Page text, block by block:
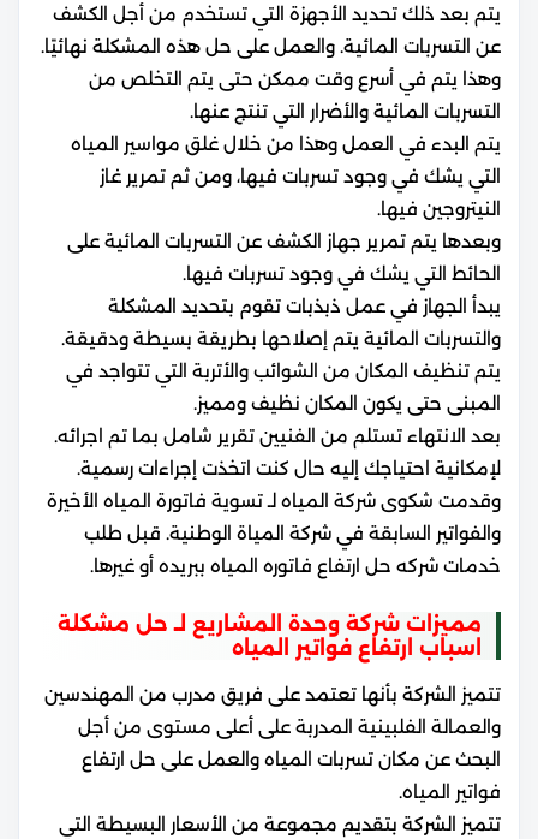
يتم بعد ذلك تحديد الأجهزة التي تستخدم من أجل الكشف
عن التسربات المائية. والعمل على حل هذه المشكلة نهائيًا.
وهذا يتم في أسرع وقت ممكن حتى يتم التخلص من
التسربات المائية والأضرار التي تنتج عنها.
يتم البدء في العمل وهذا من خلال غلق مواسير المياه
التي يشك في وجود تسربات فيها، ومن ثم تمرير غاز
النيتروجين فيها.
وبعدها يتم تمرير جهاز الكشف عن التسربات المائية على
الحائط التي يشك في وجود تسربات فيها.
يبدأ الجهاز في عمل ذبذبات تقوم بتحديد المشكلة
والتسربات المائية يتم إصلاحها بطريقة بسيطة ودقيقة.
يتم تنظيف المكان من الشوائب والأتربة التي تتواجد في
المبنى حتى يكون المكان نظيف ومميز.
بعد الانتهاء تستلم من الفنيين تقرير شامل بما تم اجرائه.
لإمكانية احتياجك إليه حال كنت اتخذت إجراءات رسمية.
وقدمت شكوى شركة المياه لـ تسوية فاتورة المياه الأخيرة
والفواتير السابقة في شركة المياة الوطنية. قبل طلب
خدمات شركه حل ارتفاع فاتوره المياه ببريده أو غيرها.
مميزات شركة وحدة المشاريع لـ حل مشكلة
اسباب ارتفاع فواتير المياه
تتميز الشركة بأنها تعتمد على فريق مدرب من المهندسين
والعمالة الفلبينية المدربة على أعلى مستوى من أجل
البحث عن مكان تسربات المياه والعمل على حل ارتفاع
فواتير المياه.
تتميز الشركة بتقديم مجموعة من الأسعار البسيطة التي